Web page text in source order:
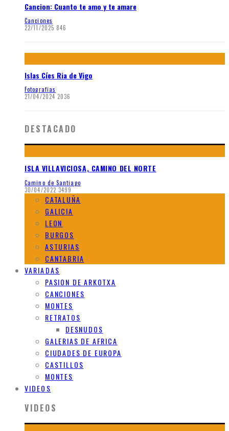
Cancion: Cuanto te amo y te amare
Canciones
22/11/2025 846
Islas Cíes Ria de Vigo
Fotografias
21/04/2024 2036
DESTACADO
ISLA VILLAVICIOSA, CAMINO DEL NORTE
Camino de Santiago
30/04/2022 3499
CATALUÑA
GALICIA
LEON
BURGOS
ASTURIAS
CANTABRIA
VARIADAS
PASION DE ARKOTXA
CANCIONES
MONTES
RETRATOS
DESNUDOS
GALERIAS DE AFRICA
CIUDADES DE EUROPA
CASTILLOS
MONTES
VIDEOS
VIDEOS